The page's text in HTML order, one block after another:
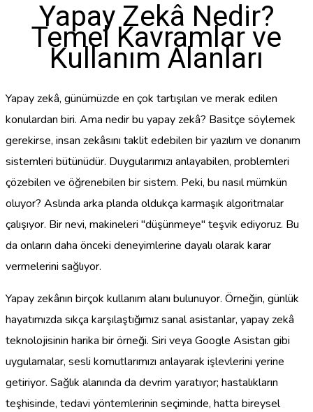
Yapay Zekâ Nedir?
Temel Kavramlar ve
Kullanım Alanları
Yapay zekâ, günümüzde en çok tartışılan ve merak edilen
konulardan biri. Ama nedir bu yapay zekâ? Basitçe söylemek
gerekirse, insan zekâsını taklit edebilen bir yazılım ve donanım
sistemleri bütünüdür. Duygularımızı anlayabilen, problemleri
çözebilen ve öğrenebilen bir sistem. Peki, bu nasıl mümkün
oluyor? Aslında arka planda oldukça karmaşık algoritmalar
çalışıyor. Bir nevi, makineleri "düşünmeye" teşvik ediyoruz. Bu
da onların daha önceki deneyimlerine dayalı olarak karar
vermelerini sağlıyor.
Yapay zekânın birçok kullanım alanı bulunuyor. Örneğin, günlük
hayatımızda sıkça karşılaştığımız sanal asistanlar, yapay zekâ
teknolojisinin harika bir örneği. Siri veya Google Asistan gibi
uygulamalar, sesli komutlarımızı anlayarak işlevlerini yerine
getiriyor. Sağlık alanında da devrim yaratıyor; hastalıkların
teşhisinde, tedavi yöntemlerinin seçiminde, hatta bireysel